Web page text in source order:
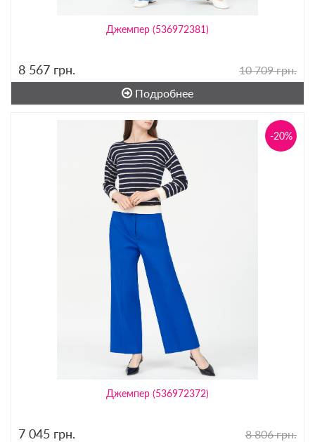
Джемпер (536972381)
8 567 грн.
10 709 грн.
Подробнее
Джемпер (536972372)
-20%
7 045 грн.
8 806 грн.